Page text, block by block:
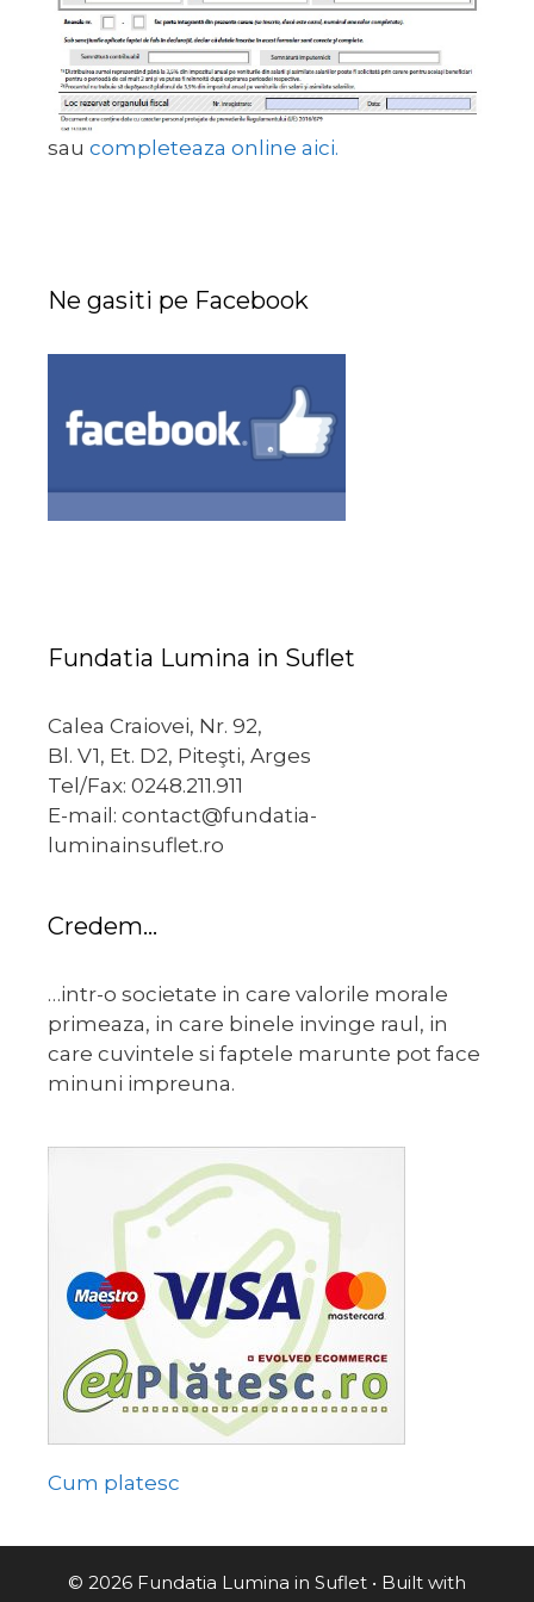
sau completeaza online aici.
Ne gasiti pe Facebook
Fundatia Lumina in Suflet
Calea Craiovei, Nr. 92,
Bl. V1, Et. D2, Piteşti, Arges
Tel/Fax: 0248.211.911
E-mail: contact@fundatia-
luminainsuflet.ro
Credem…
…intr-o societate in care valorile morale
primeaza, in care binele invinge raul, in
care cuvintele si faptele marunte pot face
minuni impreuna.
Cum platesc
© 2026 Fundatia Lumina in Suflet • Built with